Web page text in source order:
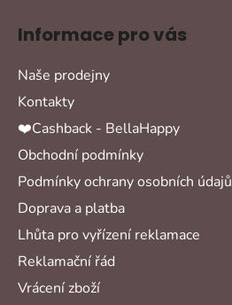
Informace pro vás
Naše prodejny
Kontakty
❤️Cashback - BellaHappy
Obchodní podmínky
Podmínky ochrany osobních údajů
Doprava a platba
Lhůta pro vyřízení reklamace
Reklamační řád
Vrácení zboží